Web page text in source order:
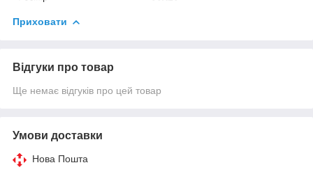
Приховати
Відгуки про товар
Ще немає відгуків про цей товар
Умови доставки
Нова Пошта